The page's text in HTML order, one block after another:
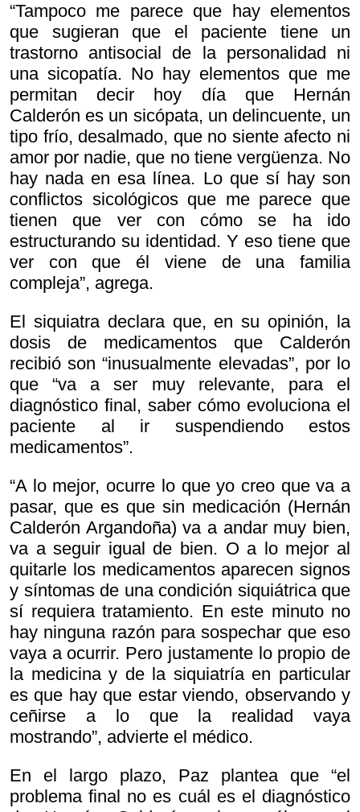
“Tampoco me parece que hay elementos
que sugieran que el paciente tiene un
trastorno antisocial de la personalidad ni
una sicopatía. No hay elementos que me
permitan decir hoy día que Hernán
Calderón es un sicópata, un delincuente, un
tipo frío, desalmado, que no siente afecto ni
amor por nadie, que no tiene vergüenza. No
hay nada en esa línea. Lo que sí hay son
conflictos sicológicos que me parece que
tienen que ver con cómo se ha ido
estructurando su identidad. Y eso tiene que
ver con que él viene de una familia
compleja”, agrega.
El siquiatra declara que, en su opinión, la
dosis de medicamentos que Calderón
recibió son “inusualmente elevadas”, por lo
que “va a ser muy relevante, para el
diagnóstico final, saber cómo evoluciona el
paciente al ir suspendiendo estos
medicamentos”.
“A lo mejor, ocurre lo que yo creo que va a
pasar, que es que sin medicación (Hernán
Calderón Argandoña) va a andar muy bien,
va a seguir igual de bien. O a lo mejor al
quitarle los medicamentos aparecen signos
y síntomas de una condición siquiátrica que
sí requiera tratamiento. En este minuto no
hay ninguna razón para sospechar que eso
vaya a ocurrir. Pero justamente lo propio de
la medicina y de la siquiatría en particular
es que hay que estar viendo, observando y
ceñirse a lo que la realidad vaya
mostrando”, advierte el médico.
En el largo plazo, Paz plantea que “el
problema final no es cuál es el diagnóstico